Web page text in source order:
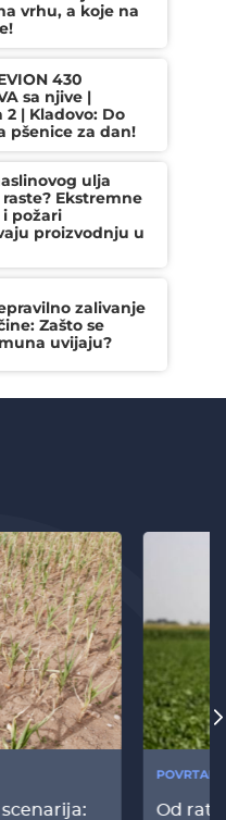
vrhu, a koje na
430
sa njive |
2 | Kladovo: Do
pšenice za dan!
ulja
Ekstremne
požari
proizvodnju u
zalivanje
Zašto se
uvijaju?
Od